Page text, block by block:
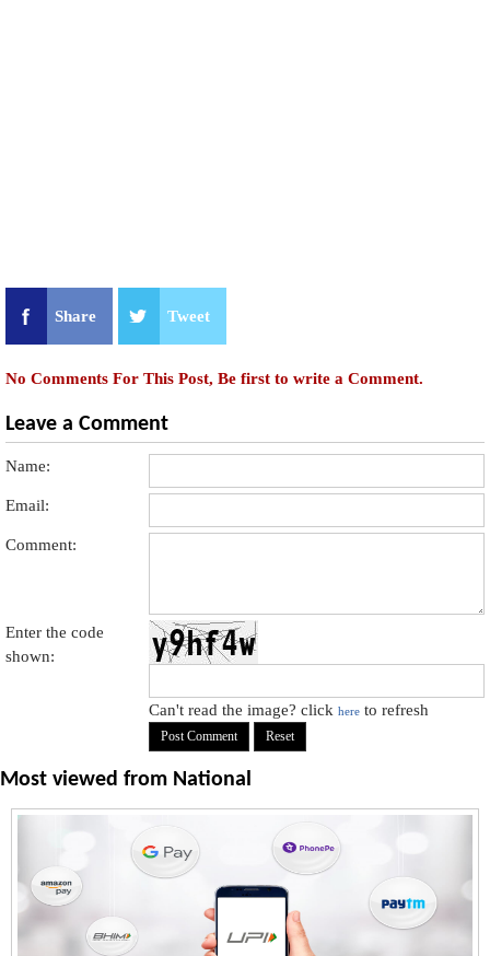
Share Tweet
No Comments For This Post, Be first to write a Comment.
Leave a Comment
Name:
Email:
Comment:
Enter the code
shown:
Can't read the image? clickhere to refresh
Most viewed from National